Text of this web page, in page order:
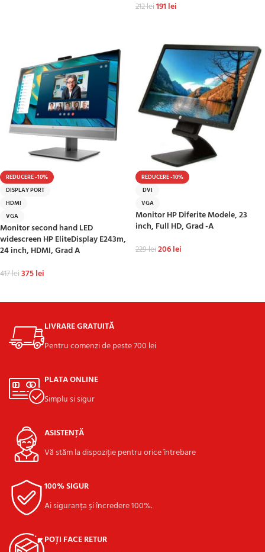
212lei191 lei
REDUCERE -10%
DISPLAY PORT
HDMI
VGA
Monitor second hand LED
widescreen HP EliteDisplay E243m,
24 inch, HDMI, Grad A
417lei375lei
REDUCERE -10%
DVI
VGA
Monitor HP Diferite Modele, 23
inch, Full HD, Grad -A
229lei206lei
LIVRARE GRATUITĂ
Pentru comenzi de peste 700 lei
PLATA ONLINE
Simplu si sigur
ASISTENȚĂ
Vă stăm la dispoziție pentru orice întrebare
100% SIGUR
Ai siguranța și încredere 100%.
POȚI FACE RETUR